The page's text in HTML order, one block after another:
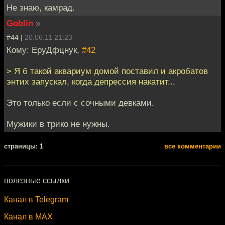
Не знаю, камрад.
Goblin »
#44 | 20.06.11 21:23
Кому: ЕруДфцнук, #42
> Я б такой аквариум домой поставил и акробатов
энтих запускал, когда депрессия накатит...
Это только если с сочными девками.
Мужики в трико не нужны.
cтраницы: 1 все комментарии
полезные ссылки
Канал в Telegram
Канал в MAX